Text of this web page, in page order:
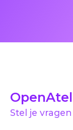
Stel je